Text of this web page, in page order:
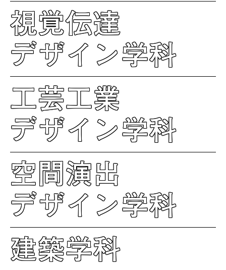
視覚伝達
デザイン学科
工芸工業
デザイン学科
空間演出
デザイン学科
建築学科